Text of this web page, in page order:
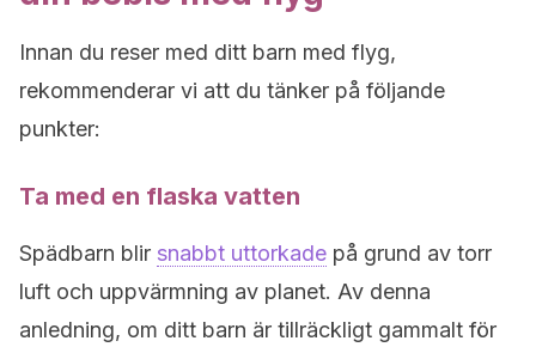
Innan du reser med ditt barn med flyg,
rekommenderar vi att du tänker på följande
punkter:
Ta med en flaska vatten
Spädbarn blir snabbt uttorkade på grund av torr
luft och uppvärmning av planet. Av denna
anledning, om ditt barn är tillräckligt gammalt för